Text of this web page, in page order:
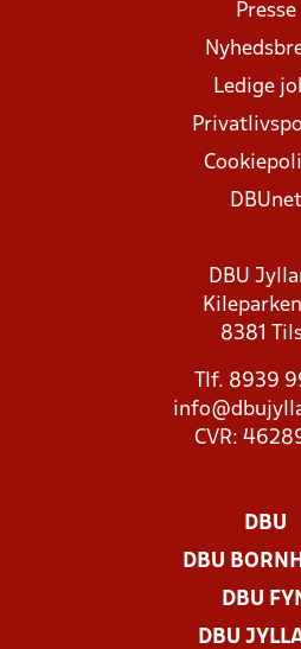
Presse
Ledige
DBUnet
DBU
8381
Tlf. 8939
CVR:
DBU
DBU
DBU
DBU